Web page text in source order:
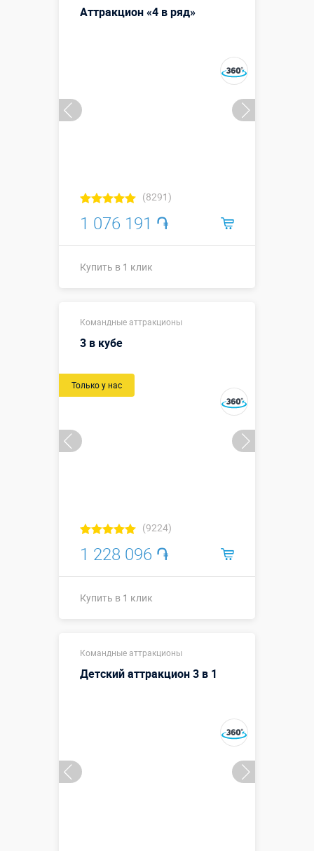
Аттракцион «4 в ряд»
(8291)
1 076 191 ֏
Купить в 1 клик
Размеры, м:
3,65 м
Больше деталей →
Купить в 1 клик
Командные аттракционы
3 в кубе
Только у нас
(9224)
1 228 096 ֏
Купить в 1 клик
Командные аттракционы
Детский аттракцион 3 в 1